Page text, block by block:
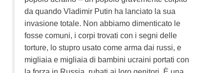
da quando Vladimir Putin ha lanciato la sua
invasione totale. Non abbiamo dimenticato le
fosse comuni, i corpi trovati con i segni delle
torture, lo stupro usato come arma dai russi, e
migliaia e migliaia di bambini ucraini portati con